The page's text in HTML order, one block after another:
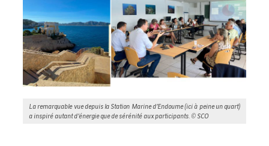
La remarquable vue depuis la Station Marine d’Endoume (ici à peine un quart)
a inspiré autant d’énergie que de sérénité aux participants. © SCO